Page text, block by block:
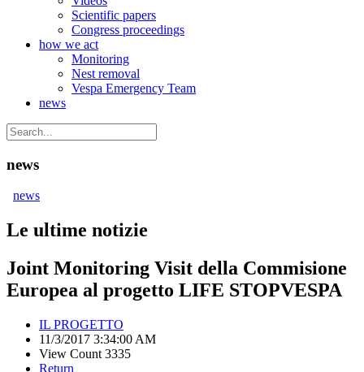
Scientific papers
Congress proceedings
how we act
Monitoring
Nest removal
Vespa Emergency Team
news
news
news
Le ultime notizie
Joint Monitoring Visit della Commisione
Europea al progetto LIFE STOPVESPA
IL PROGETTO
11/3/2017 3:34:00 AM
View Count 3335
Return